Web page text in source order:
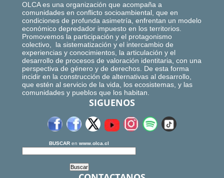
OLCA es una organización que acompaña a
comunidades en conflicto socioambiental, que en
condiciones de profunda asimetría, enfrentan un modelo
económico depredador impuesto en los territorios.
Promovemos la participación y el protagonismo
colectivo, la sistematización y el intercambio de
experiencias y conocimientos, la articulación y el
desarrollo de procesos de valoración identitaria, con una
perspectiva de género y de derechos. De esta forma
incidir en la construcción de alternativas al desarrollo,
que estén al servicio de la vida, los ecosistemas, y las
comunidades y pueblos que los habitan.
SIGUENOS
BUSCAR en www.olca.cl